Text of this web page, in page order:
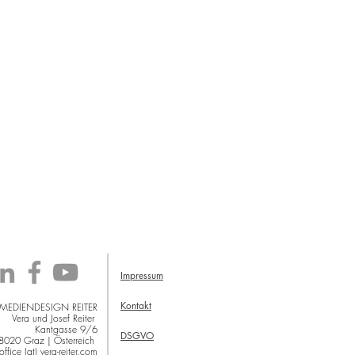
REITER
Vera und Josef Reiter
Kantgasse 9/6
8020 Graz | Österreich
office (at) vera-reiter.com
Impressum
Kontakt
DSGVO